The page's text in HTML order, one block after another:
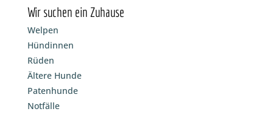
Wir suchen ein Zuhause
Welpen
Hündinnen
Rüden
Ältere Hunde
Patenhunde
Notfälle